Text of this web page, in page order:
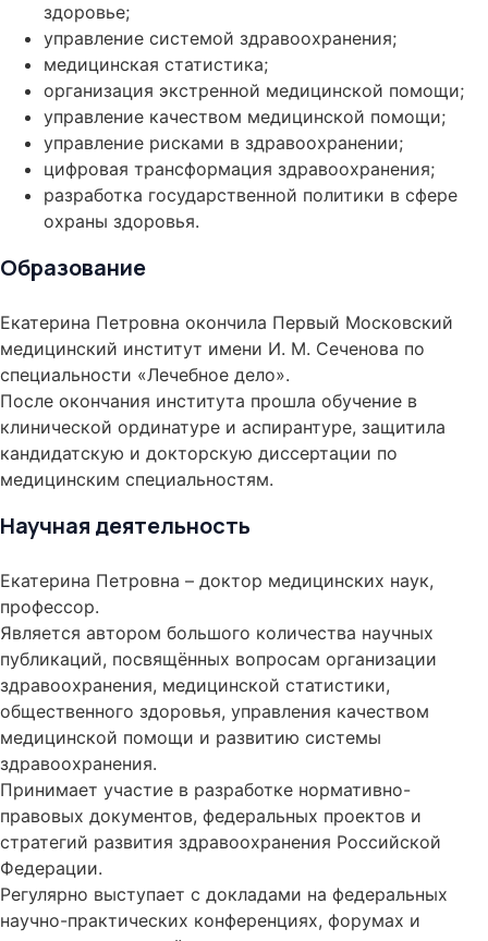
здоровье;
управление системой здравоохранения;
медицинская статистика;
организация экстренной медицинской помощи;
управление качеством медицинской помощи;
управление рисками в здравоохранении;
цифровая трансформация здравоохранения;
разработка государственной политики в сфере
охраны здоровья.
Образование
Екатерина Петровна окончила Первый Московский
медицинский институт имени И. М. Сеченова по
специальности «Лечебное дело».
После окончания института прошла обучение в
клинической ординатуре и аспирантуре, защитила
кандидатскую и докторскую диссертации по
медицинским специальностям.
Научная деятельность
Екатерина Петровна – доктор медицинских наук,
профессор.
Является автором большого количества научных
публикаций, посвящённых вопросам организации
здравоохранения, медицинской статистики,
общественного здоровья, управления качеством
медицинской помощи и развитию системы
здравоохранения.
Принимает участие в разработке нормативно-
правовых документов, федеральных проектов и
стратегий развития здравоохранения Российской
Федерации.
Регулярно выступает с докладами на федеральных
научно-практических конференциях, форумах и